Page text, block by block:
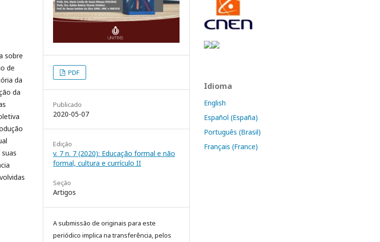
sobre
de
da
da
PDF
Publicado
2020-05-07
Edição
v. 7 n. 7 (2020): Educação formal e não
formal, cultura e currículo II
Seção
Artigos
A submissão de originais para este
periódico implica na transferência, pelos
Idioma
English
Español (España)
Português (Brasil)
Français (France)